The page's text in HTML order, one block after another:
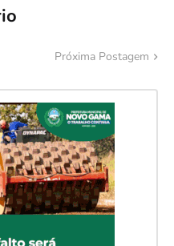
Próxima Postagem